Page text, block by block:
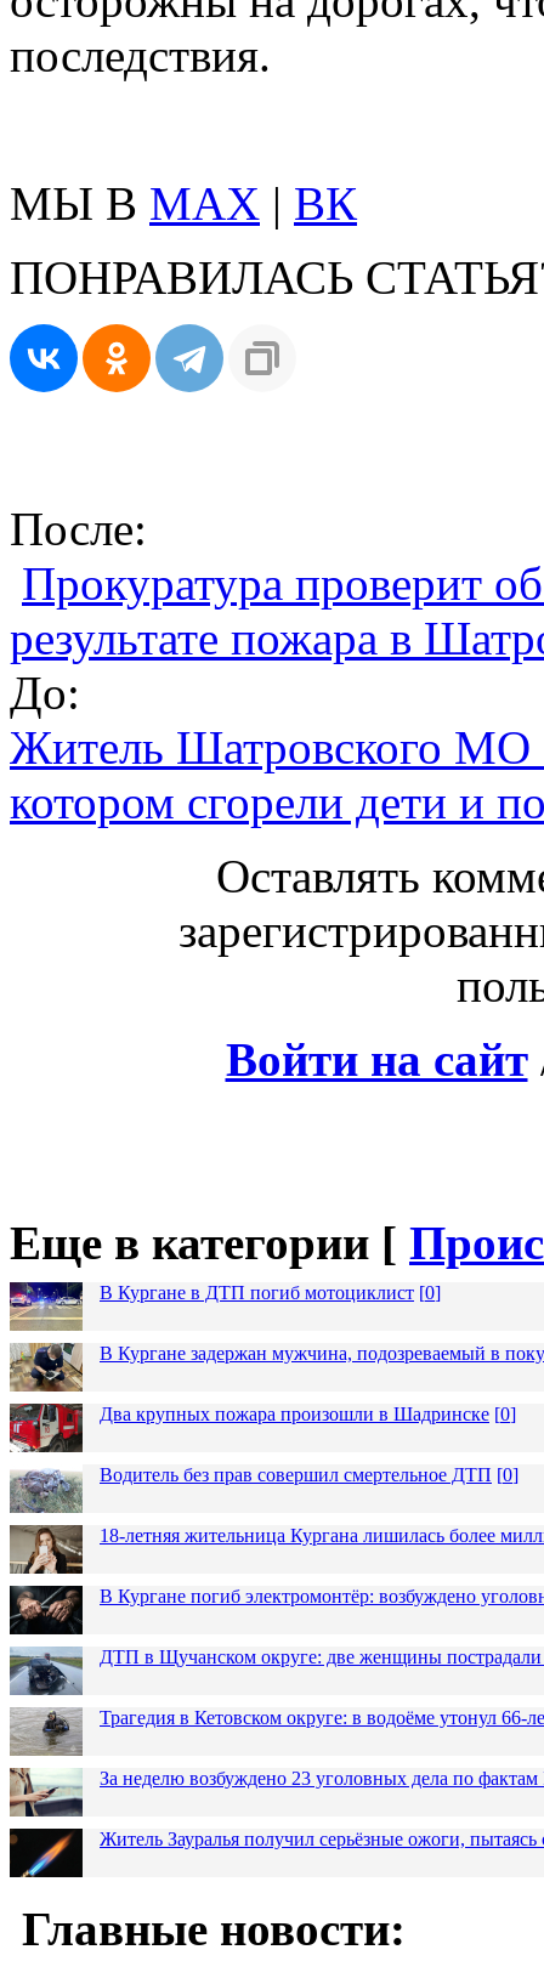
последствия.
МЫ В MAX | ВК
ПОНРАВИЛАСЬ
После:
Прокуратура проверит
результате пожара в
До:
Житель Шатровского МО
котором сгорели дети и
Оставлять
Войти на сайт
Еще в категории [
В Кургане в ДТП погиб мотоциклист [0]
В Кургане задержан мужчина, подозреваемый в
Два крупных пожара произошли в Шадринске [0]
Водитель без прав совершил смертельное ДТП [0]
18-летняя жительница Кургана лишилась более
В Кургане погиб электромонтёр: возбуждено
ДТП в Щучанском округе: две женщины пострадали
Трагедия в Кетовском округе: в водоёме утонул 66-
За неделю возбуждено 23 уголовных дела по
Житель Зауралья получил серьёзные ожоги, пытаясь
Главные новости: